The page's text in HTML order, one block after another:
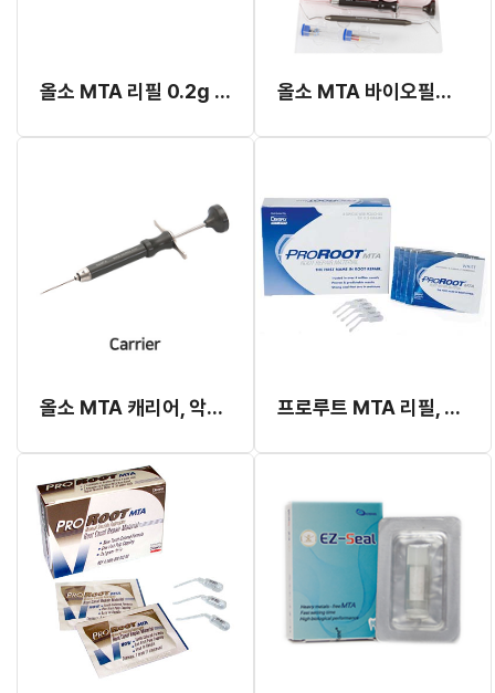
올소 MTA 리필 0.2g x 50vials (#239749) 올소 MTA 바이오필링 스타터 킷트 (#241775)
올소 MTA 캐리어, 악세사리 프로루트 MTA 리필, 2g